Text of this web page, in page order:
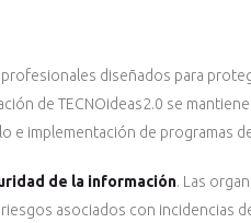
diseñados para
de TECNOideas2.0 se
e implementación de programas
de la información. Las
asociados con incidencias